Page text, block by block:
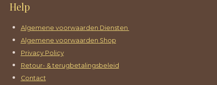
Help
Algemene voorwaarden Diensten
Algemene voorwaarden Shop
Privacy Policy
Retour- & terugbetalingsbeleid
Contact